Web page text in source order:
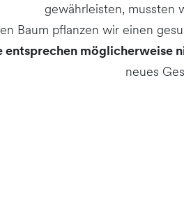
gewährleisten, mussten
Baum pflanzen wir einen
entsprechen möglicherweise
neues